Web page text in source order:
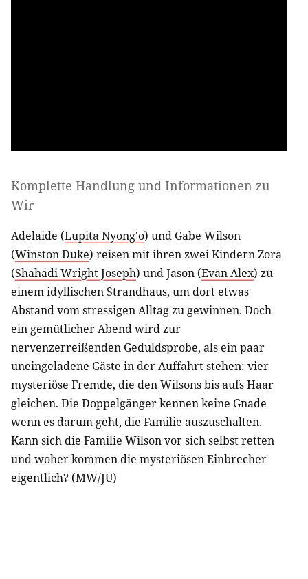
Komplette Handlung und Informationen zu
Wir
Adelaide (Lupita Nyong'o) und Gabe Wilson
(Winston Duke) reisen mit ihren zwei Kindern Zora
(Shahadi Wright Joseph) und Jason (Evan Alex) zu
einem idyllischen Strandhaus, um dort etwas
Abstand vom stressigen Alltag zu gewinnen. Doch
ein gemütlicher Abend wird zur
nervenzerreißenden Geduldsprobe, als ein paar
uneingeladene Gäste in der Auffahrt stehen: vier
mysteriöse Fremde, die den Wilsons bis aufs Haar
gleichen. Die Doppelgänger kennen keine Gnade
wenn es darum geht, die Familie auszuschalten.
Kann sich die Familie Wilson vor sich selbst retten
und woher kommen die mysteriösen Einbrecher
eigentlich? (MW/JU)